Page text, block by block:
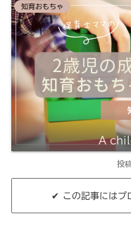
知育おもちゃ
A
✔︎ この記事にはプ